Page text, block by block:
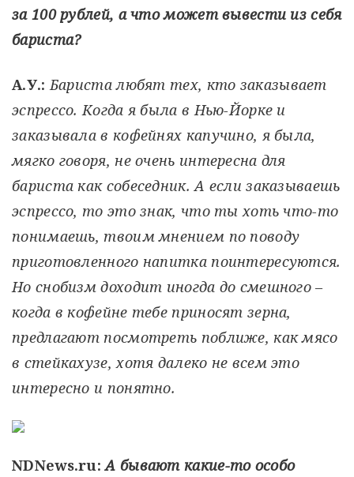
за 100 рублей, а что может вывести из себя
бариста?
А.У.: Бариста любят тех, кто заказывает
эспрессо. Когда я была в Нью-Йорке и
заказывала в кофейнях капучино, я была,
мягко говоря, не очень интересна для
бариста как собеседник. А если заказываешь
эспрессо, то это знак, что ты хоть что-то
понимаешь, твоим мнением по поводу
приготовленного напитка поинтересуются.
Но снобизм доходит иногда до смешного –
когда в кофейне тебе приносят зерна,
предлагают посмотреть поближе, как мясо
в стейкахузе, хотя далеко не всем это
интересно и понятно.
NDNews.ru: А бывают какие-то особо